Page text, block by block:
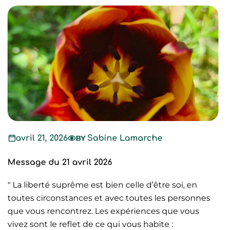
avril 21, 2026 BY Sabine Lamarche
Message du 21 avril 2026
" La liberté suprême est bien celle d’être soi, en
toutes circonstances et avec toutes les personnes
que vous rencontrez. Les expériences que vous
vivez sont le reflet de ce qui vous habite :